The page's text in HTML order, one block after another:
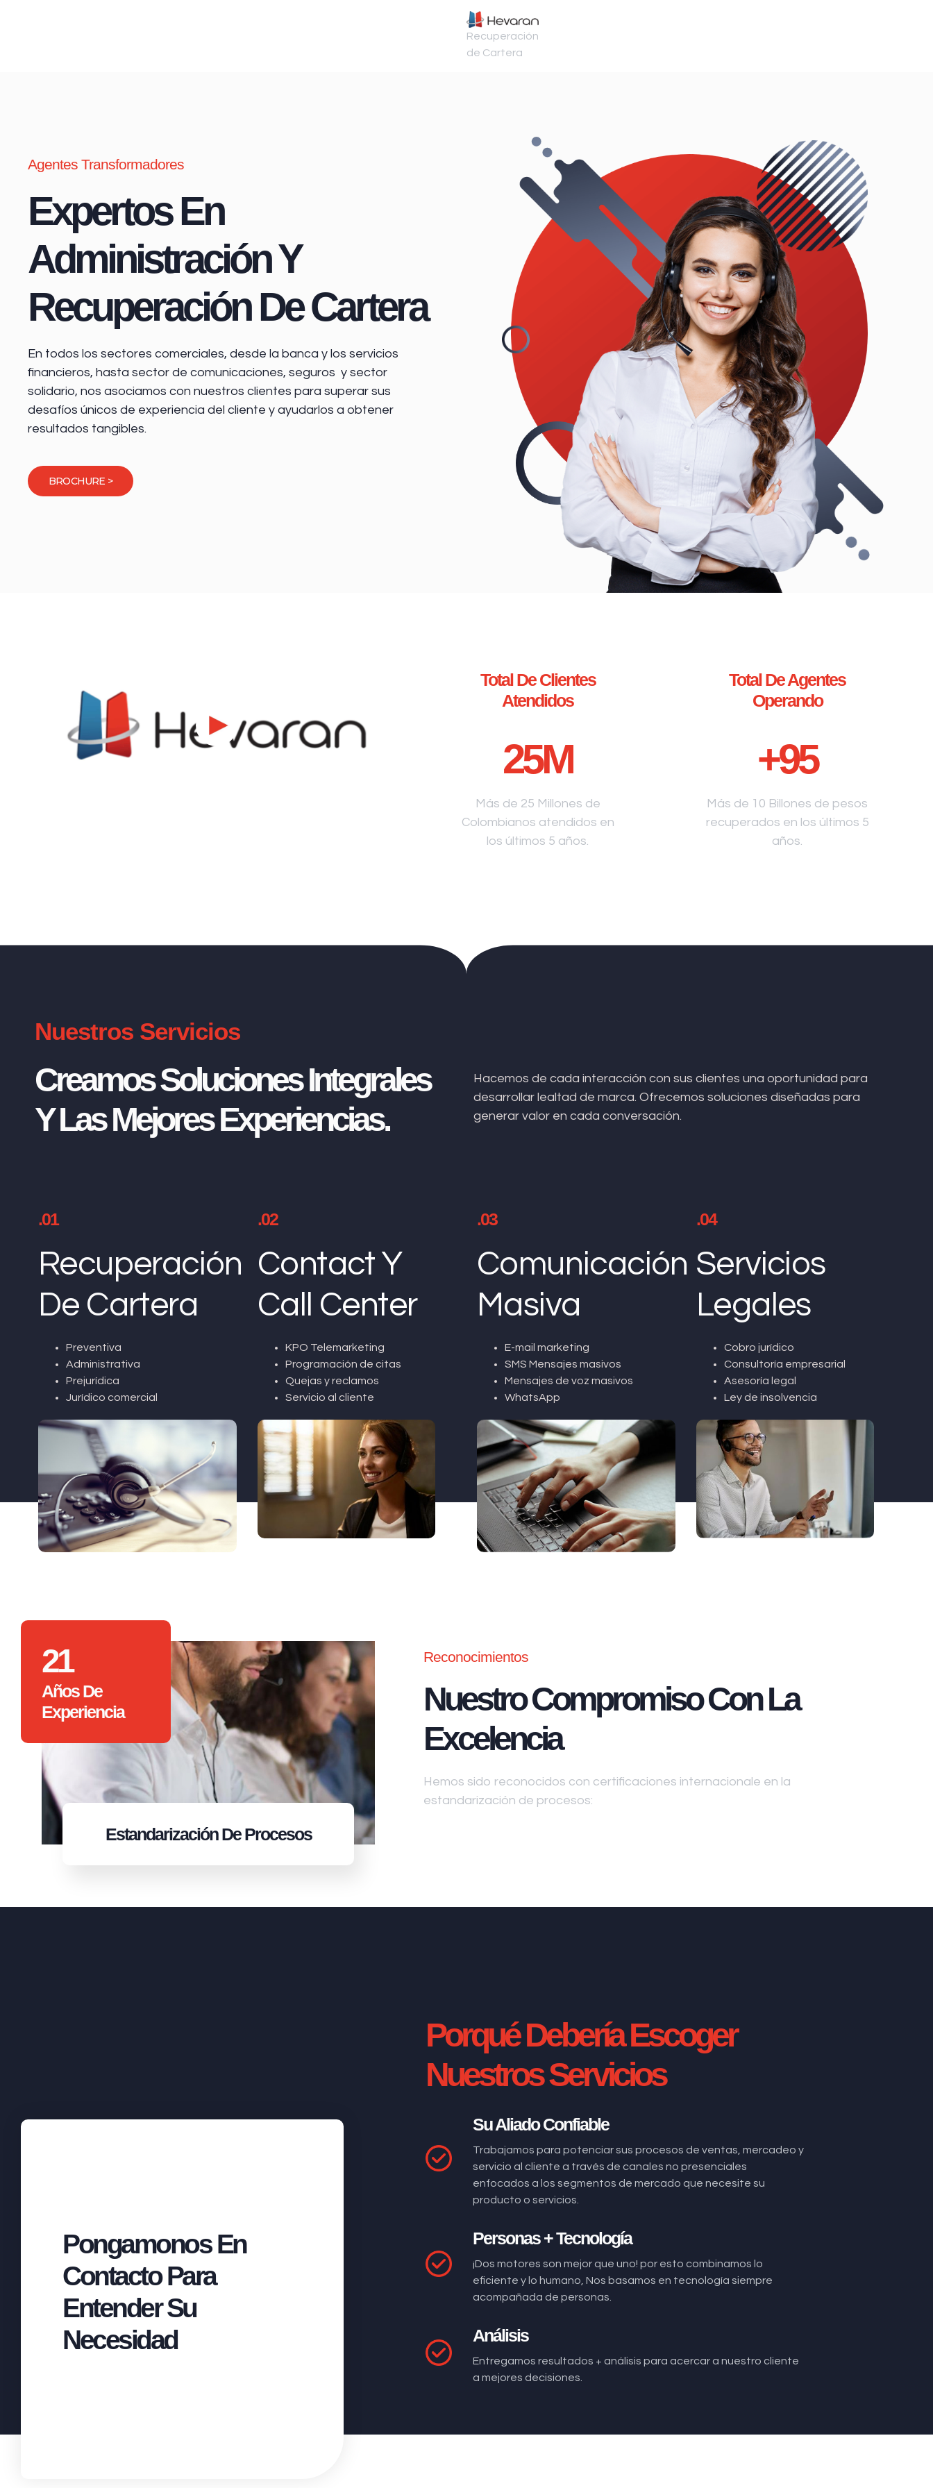
Recuperación
de Cartera
Agentes Transformadores
Expertos En
Administración Y
Recuperación De Cartera
En todos los sectores comerciales, desde la banca y los servicios
financieros, hasta sector de comunicaciones, seguros y sector
solidario, nos asociamos con nuestros clientes para superar sus
desafíos únicos de experiencia del cliente y ayudarlos a obtener
resultados tangibles.
BROCHURE >
Total De Clientes
Atendidos
25M
Más de 25 Millones de
Colombianos atendidos en
los últimos 5 años.
Total De Agentes
Operando
+95
Más de 10 Billones de pesos
recuperados en los últimos 5
años.
Nuestros Servicios
Creamos Soluciones Integrales
Y Las Mejores Experiencias.
Hacemos de cada interacción con sus clientes una oportunidad para
desarrollar lealtad de marca. Ofrecemos soluciones diseñadas para
generar valor en cada conversación.
.01
Recuperación
De Cartera
Preventiva
Administrativa
Prejurídica
Jurídico comercial
.02
Contact Y
Call Center
KPO Telemarketing
Programación de citas
Quejas y reclamos
Servicio al cliente
.03
Comunicación
Masiva
E-mail marketing
SMS Mensajes masivos
Mensajes de voz masivos
WhatsApp
.04
Servicios
Legales
Cobro jurídico
Consultoría empresarial
Asesoría legal
Ley de insolvencia
21
Años De
Experiencia
EstandarizaciónDe Procesos
Reconocimientos
Nuestro Compromiso Con La
Excelencia
Hemos sido reconocidos con certificaciones internacionale en la
estandarización de procesos:
Pongamonos En
Contacto Para
Entender Su
Necesidad
Porqué Debería Escoger
Nuestros Servicios
Su Aliado Confiable
Trabajamos para potenciar sus procesos de ventas, mercadeo y
servicio al cliente a través de canales no presenciales
enfocados a los segmentos de mercado que necesite su
producto o servicios.
Personas + Tecnología
¡Dos motores son mejor que uno! por esto combinamos lo
eficiente y lo humano, Nos basamos en tecnología siempre
acompañada de personas.
Análisis
Entregamos resultados + análisis para acercar a nuestro cliente
a mejores decisiones.